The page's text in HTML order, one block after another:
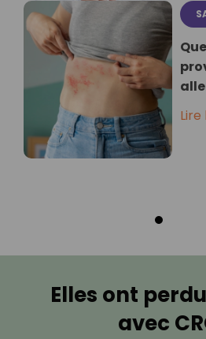
Lire
Elles ont
avec